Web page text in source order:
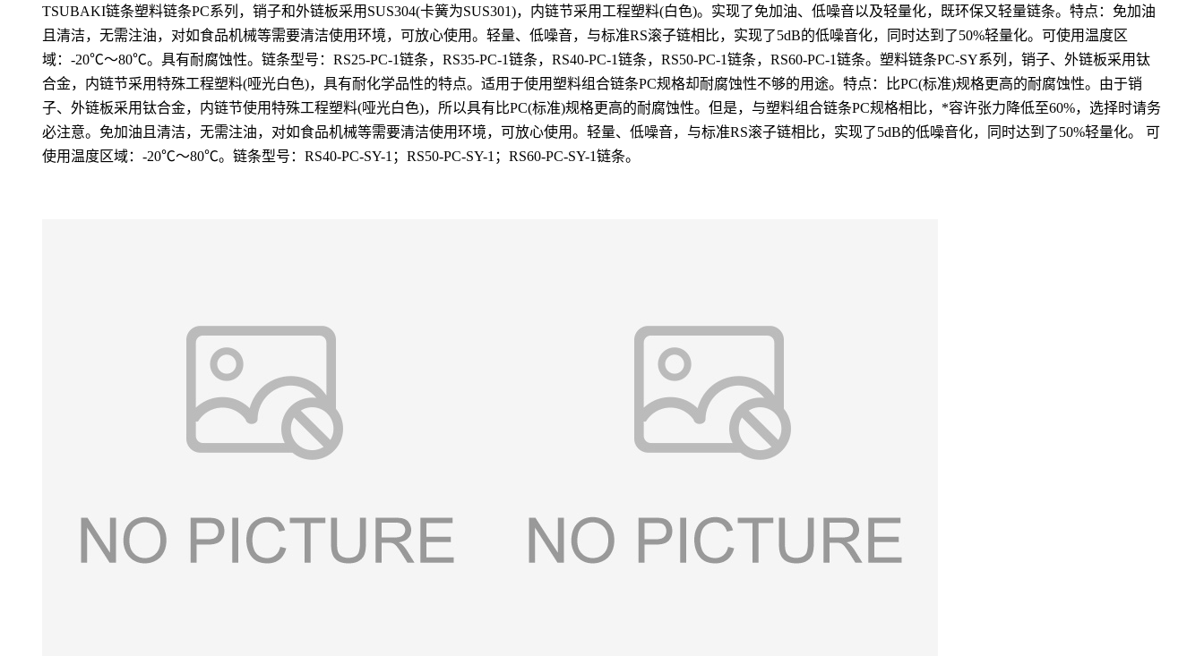
TSUBAKI链条塑料链条PC系列，销子和外链板采用SUS304(卡簧为SUS301)，内链节采用工程塑料(白色)。实现了免加油、低噪音以及轻量化，既环保又轻量链条。特点：免加油
且清洁，无需注油，对如食品机械等需要清洁使用环境，可放心使用。轻量、低噪音，与标准RS滚子链相比，实现了5dB的低噪音化，同时达到了50%轻量化。可使用温度区
域：-20℃～80℃。具有耐腐蚀性。链条型号：RS25-PC-1链条，RS35-PC-1链条，RS40-PC-1链条，RS50-PC-1链条，RS60-PC-1链条。塑料链条PC-SY系列，销子、外链板采用钛
合金，内链节采用特殊工程塑料(哑光白色)，具有耐化学品性的特点。适用于使用塑料组合链条PC规格却耐腐蚀性不够的用途。特点：比PC(标准)规格更高的耐腐蚀性。由于销
子、外链板采用钛合金，内链节使用特殊工程塑料(哑光白色)，所以具有比PC(标准)规格更高的耐腐蚀性。但是，与塑料组合链条PC规格相比，*容许张力降低至60%，选择时请务
必注意。免加油且清洁，无需注油，对如食品机械等需要清洁使用环境，可放心使用。轻量、低噪音，与标准RS滚子链相比，实现了5dB的低噪音化，同时达到了50%轻量化。 可
使用温度区域：-20℃～80℃。链条型号：RS40-PC-SY-1；RS50-PC-SY-1；RS60-PC-SY-1链条。